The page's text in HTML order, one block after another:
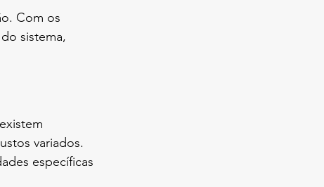
Com os
sistema,
variados.
específicas